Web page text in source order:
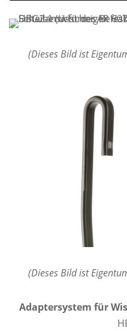
(Dieses Bild ist
(Dieses Bild ist
Adaptersystem für